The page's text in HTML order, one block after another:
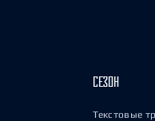
СЕЗОН
Текстовые